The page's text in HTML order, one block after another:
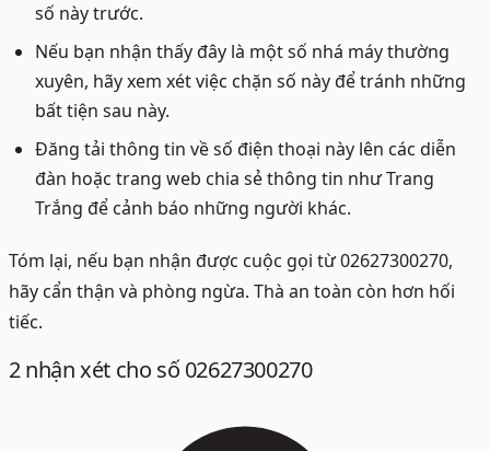
số này trước.
Nếu bạn nhận thấy đây là một số nhá máy thường
xuyên, hãy xem xét việc chặn số này để tránh những
bất tiện sau này.
Đăng tải thông tin về số điện thoại này lên các diễn
đàn hoặc trang web chia sẻ thông tin như Trang
Trắng để cảnh báo những người khác.
Tóm lại, nếu bạn nhận được cuộc gọi từ 02627300270,
hãy cẩn thận và phòng ngừa. Thà an toàn còn hơn hối
tiếc.
2nhận xét cho số 02627300270